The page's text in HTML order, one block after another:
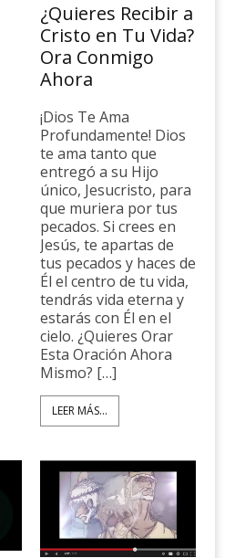
¿Quieres Recibir a
Cristo en Tu Vida?
Ora Conmigo
Ahora
¡Dios Te Ama
Profundamente! Dios
te ama tanto que
entregó a su Hijo
único, Jesucristo, para
que muriera por tus
pecados. Si crees en
Jesús, te apartas de
tus pecados y haces de
Él el centro de tu vida,
tendrás vida eterna y
estarás con Él en el
cielo. ¿Quieres Orar
Esta Oración Ahora
Mismo? […]
LEER MÁS...